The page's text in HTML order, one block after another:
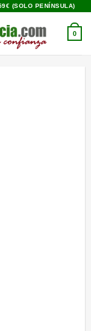
(SOLO PENÍNSULA)
0